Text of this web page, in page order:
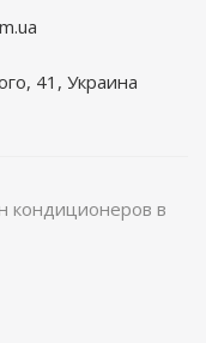
41, Украина
кондиционеров в